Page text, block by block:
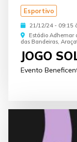
Esportivo
21/12/24 - 09:15
Estádio Adhemar
das Bandeiras,
JOGO
Evento